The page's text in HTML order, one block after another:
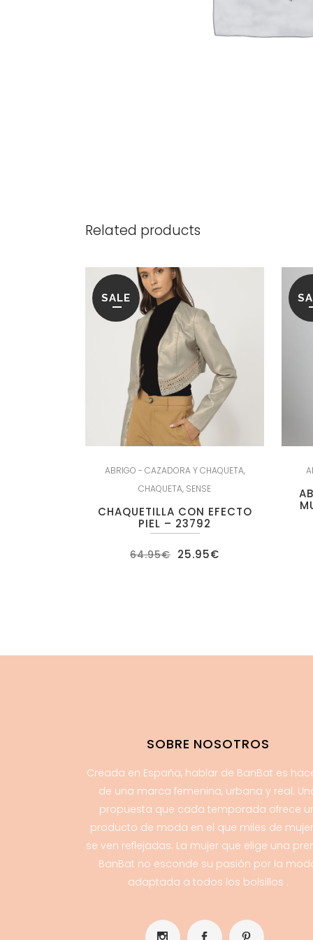
Related products
SALE
ABRIGO - CAZADORA Y CHAQUETA,
CHAQUETA, SENSE
CHAQUETILLA CON EFECTO
PIEL – 23792
64.95€ El
precio
25.95€
SOBRE NOSOTROS
Creada en España, hablar de BanBat es
de una marca femenina, urbana y real.
propuesta que cada temporada ofrece
producto de moda en el que miles de
se ven reflejadas. La mujer que elige una
BanBat no esconde su pasión por la
adaptada a todos los bolsillos .